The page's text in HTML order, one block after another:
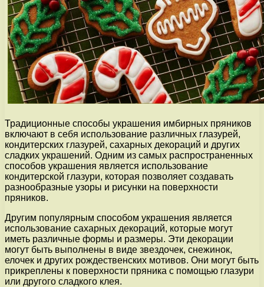
Традиционные способы украшения имбирных пряников
включают в себя использование различных глазурей,
кондитерских глазурей, сахарных декораций и других
сладких украшений. Одним из самых распространенных
способов украшения является использование
кондитерской глазури, которая позволяет создавать
разнообразные узоры и рисунки на поверхности
пряников.
Другим популярным способом украшения является
использование сахарных декораций, которые могут
иметь различные формы и размеры. Эти декорации
могут быть выполнены в виде звездочек, снежинок,
елочек и других рождественских мотивов. Они могут быть
прикреплены к поверхности пряника с помощью глазури
или другого сладкого клея.